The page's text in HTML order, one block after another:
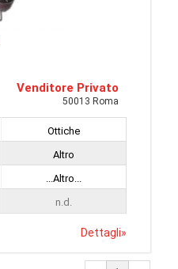
Venditore Privato
50013 Roma
Ottiche
Altro
...Altro...
n.d.
Dettagli»